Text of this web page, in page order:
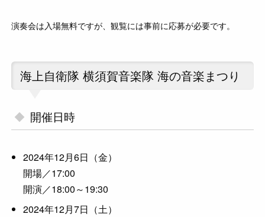
演奏会は入場無料ですが、観覧には事前に応募が必要です。
海上自衛隊 横須賀音楽隊 海の音楽まつり
開催日時
2024年12月6日（金）
開場／17:00
開演／18:00～19:30
2024年12月7日（土）